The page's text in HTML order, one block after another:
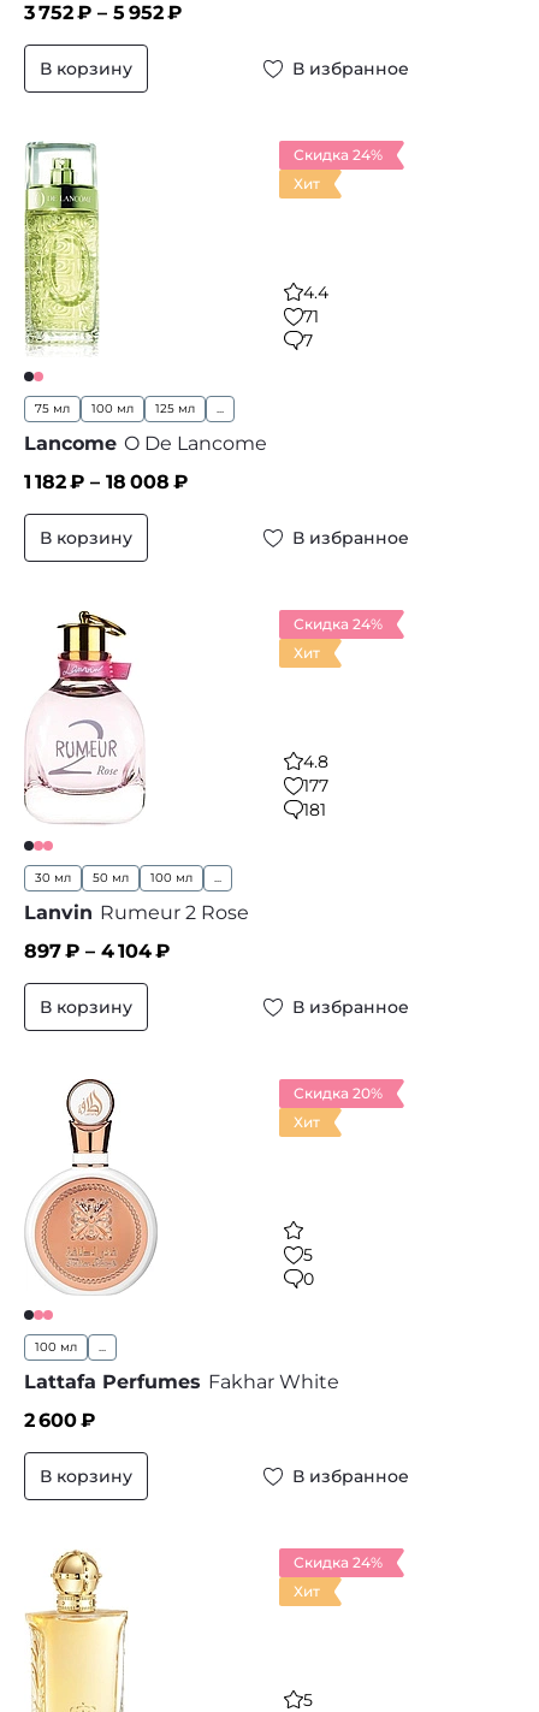
3 752₽ – 5 952₽
В корзину В избранное
Скидка 24%
Хит
4.4
71
7
75 мл 100 мл 125 мл ...
Lancome O De Lancome
1 182₽ – 18 008 ₽
В корзину В избранное
Скидка 24%
Хит
4.8
177
181
30 мл 50 мл 100 мл ...
Lanvin Rumeur 2 Rose
897₽ – 4 104₽
В корзину В избранное
Скидка 20%
Хит
5
0
100 мл ...
Lattafa Perfumes Fakhar White
2 600₽
В корзину В избранное
Скидка 24%
Хит
5